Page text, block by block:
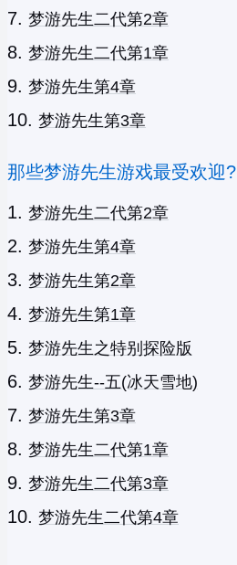
梦游先生二代第2章
梦游先生二代第1章
梦游先生第4章
梦游先生第3章
那些梦游先生游戏最受欢迎?
梦游先生二代第2章
梦游先生第4章
梦游先生第2章
梦游先生第1章
梦游先生之特别探险版
梦游先生--五(冰天雪地)
梦游先生第3章
梦游先生二代第1章
梦游先生二代第3章
梦游先生二代第4章